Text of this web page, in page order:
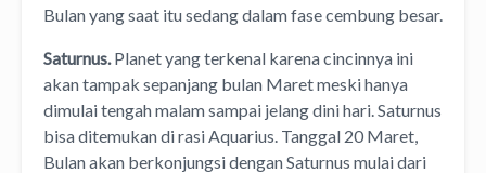
Bulan yang saat itu sedang dalam fase cembung besar.
Saturnus.Planet yang terkenal karena cincinnya ini
akan tampak sepanjang bulan Maret meski hanya
dimulai tengah malam sampai jelang dini hari. Saturnus
bisa ditemukan di rasi Aquarius. Tanggal 20 Maret,
Bulan akan berkonjungsi dengan Saturnus mulai dari